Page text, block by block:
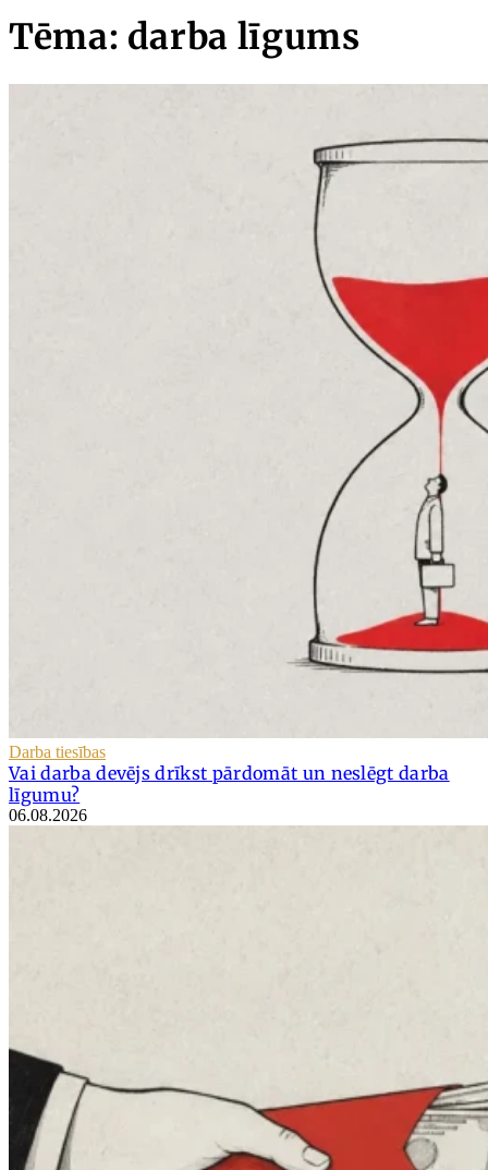
Tēma: darba līgums
Darba tiesības
Vai darba devējs drīkst pārdomāt un neslēgt darba
līgumu?
06.08.2026